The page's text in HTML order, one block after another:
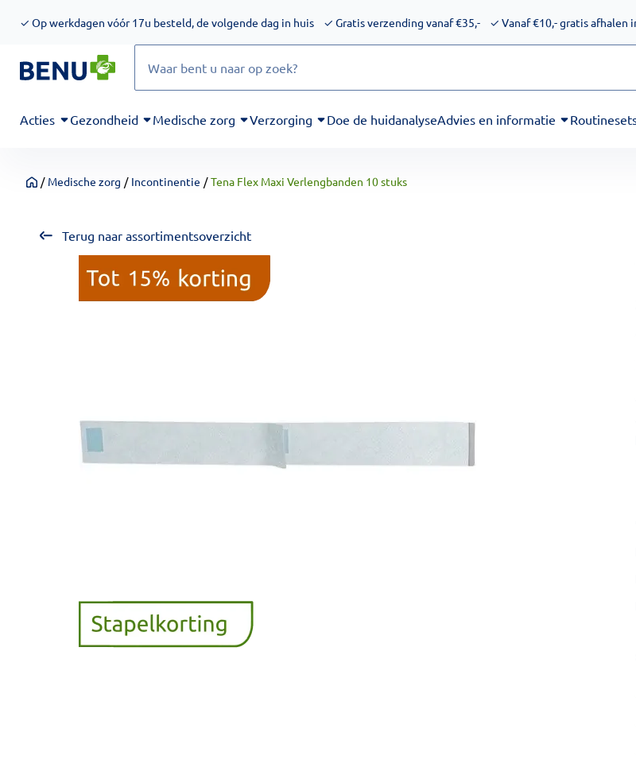
✓ Op werkdagen vóór 17u besteld, de volgende dag in huis ✓ Gratis verzending vanaf €35,- ✓ Vanaf €10,- gratis afhalen
Acties Gezondheid Medische zorg Verzorging Doe de huidanalyseAdvies en informatie
Home
/ Medische zorg / Incontinentie / Tena Flex Maxi Verlengbanden 10 stuks
Terug naar assortimentsoverzicht